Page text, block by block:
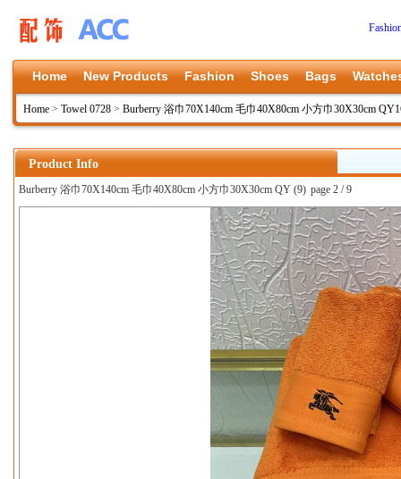
Home New Products Fashion Shoes Bags
Home > Towel 0728 > Burberry 浴巾70X140cm 毛巾40X80cm 小方巾30X30cm
Product Info
Burberry 浴巾70X140cm 毛巾40X80cm 小方巾30X30cm QY (9) page 2 / 9
上一张